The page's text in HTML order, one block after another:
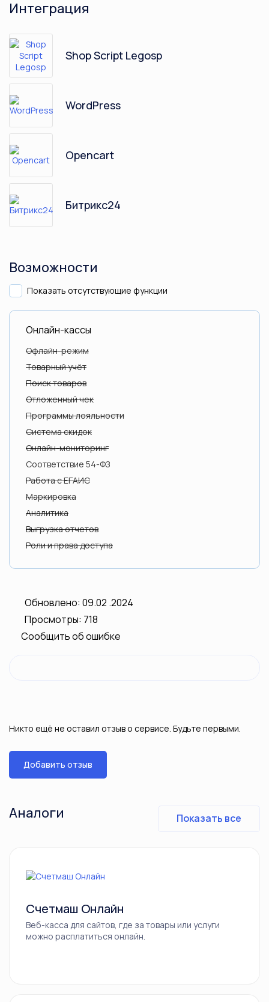
Интеграция
Shop Script Legosp
WordPress
Opencart
Битрикс24
Возможности
Показать отсутствующие функции
Онлайн-кассы
Офлайн-режим
Товарный учёт
Поиск товаров
Отложенный чек
Программы лояльности
Система скидок
Онлайн-мониторинг
Соответствие 54-ФЗ
Работа с ЕГАИС
Маркировка
Аналитика
Выгрузка отчетов
Роли и права доступа
Обновлено: 09.02 .2024
Просмотры: 718
Сообщить об ошибке
Никто ещё не оставил отзыв о сервисе. Будьте первыми.
Добавить отзыв
Аналоги Показать все
Счетмаш Онлайн
Веб-касса для сайтов, где за товары или услуги
можно расплатиться онлайн.